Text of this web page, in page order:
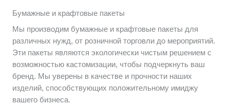
Бумажные и крафтовые пакеты
Мы производим бумажные и крафтовые пакеты для
различных нужд, от розничной торговли до мероприятий.
Эти пакеты являются экологически чистым решением с
возможностью кастомизации, чтобы подчеркнуть ваш
бренд. Мы уверены в качестве и прочности наших
изделий, способствующих положительному имиджу
вашего бизнеса.